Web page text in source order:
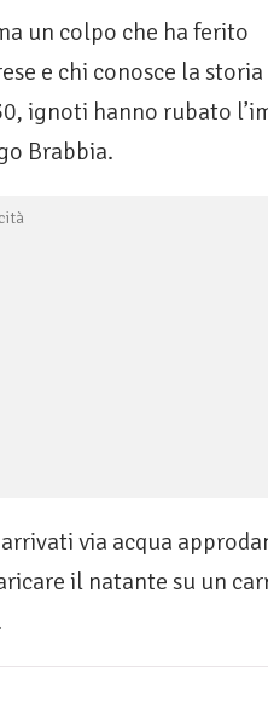
un colpo che ha ferito
e chi conosce la
ignoti hanno rubato
Brabbia.
via acqua
il natante su un